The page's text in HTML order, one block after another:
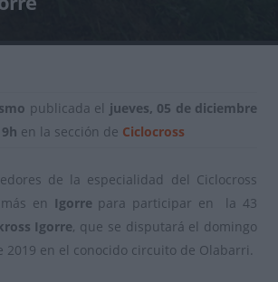
publicada el jueves, 05 de diciembre
en la sección de Ciclocross
de la especialidad del Ciclocross
en Igorre para participar en la 43
Igorre, que se disputará el domingo
2019 en el conocido circuito de Olabarri.